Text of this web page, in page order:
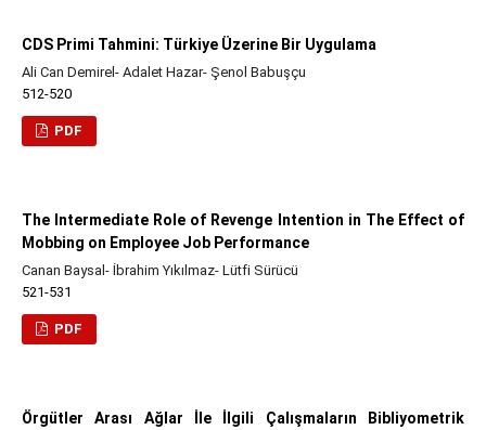
CDS Primi Tahmini: Türkiye Üzerine Bir Uygulama
Ali Can Demirel- Adalet Hazar- Şenol Babuşçu
512-520
PDF
The Intermediate Role of Revenge Intention in The Effect of
Mobbing on Employee Job Performance
Canan Baysal- İbrahim Yıkılmaz- Lütfi Sürücü
521-531
PDF
Örgütler Arası Ağlar İle İlgili Çalışmaların Bibliyometrik